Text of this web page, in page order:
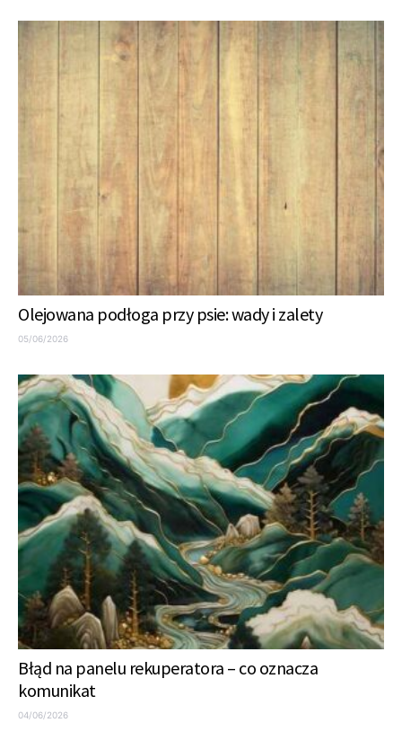
Olejowana podłoga przy psie: wady i zalety
05/06/2026
Błąd na panelu rekuperatora – co oznacza
komunikat
04/06/2026